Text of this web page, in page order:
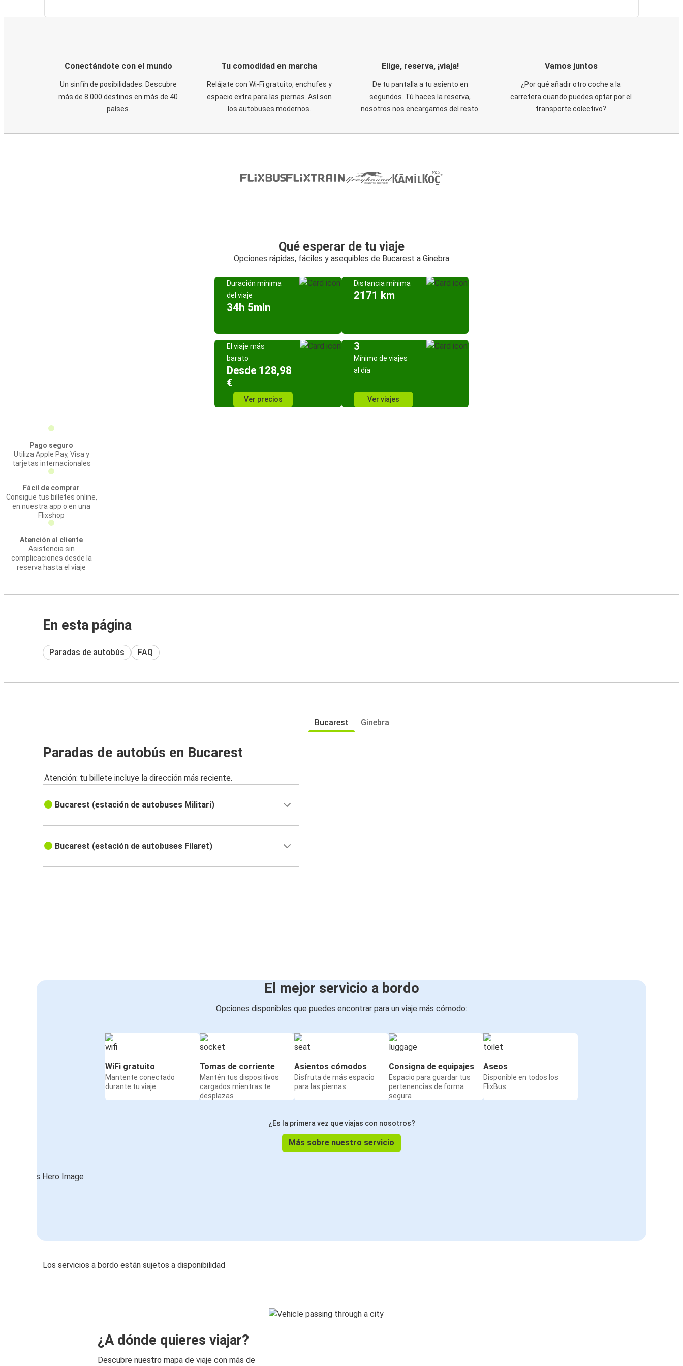
Conectándote con el mundo
Un sinfín de posibilidades. Descubre
más de 8.000 destinos en más de 40
países.
Tu comodidad en marcha
Relájate con Wi-Fi gratuito, enchufes y
espacio extra para las piernas. Así son
los autobuses modernos.
Elige, reserva, ¡viaja!
De tu pantalla a tu asiento en
segundos. Tú haces la reserva,
nosotros nos encargamos del resto.
Vamos juntos
¿Por qué añadir otro coche a la
carretera cuando puedes optar por el
transporte colectivo?
Qué esperar de tu viaje
Opciones rápidas, fáciles y asequibles de Bucarest a Ginebra
Duración mínima
del viaje
34h 5min
Distancia mínima
2171 km
El viaje más
barato
Desde 128,98
€
Ver precios
3
Mínimo de viajes
al día
Ver viajes
Pago seguro
Utiliza Apple Pay, Visa y
tarjetas internacionales
Fácil de comprar
Consigue tus billetes online,
en nuestra app o en una
Flixshop
Atención al cliente
Asistencia sin
complicaciones desde la
reserva hasta el viaje
En esta página
Paradas de autobús FAQ
Bucarest Ginebra
Paradas de autobús en Bucarest
Atención: tu billete incluye la dirección más reciente.
Bucarest (estación de autobuses Militari)
Bucarest (estación de autobuses Filaret)
El mejor servicio a bordo
Opciones disponibles que puedes encontrar para un viaje más cómodo:
WiFi gratuito
Mantente conectado
durante tu viaje
Tomas de corriente
Mantén tus dispositivos
cargados mientras te
desplazas
Asientos cómodos
Disfruta de más espacio
para las piernas
Consigna de equipajes
Espacio para guardar tus
pertenencias de forma
segura
Aseos
Disponible en todos los
FlixBus
¿Es la primera vez que viajas con nosotros?
Más sobre nuestro servicio
Los servicios a bordo están sujetos a disponibilidad
¿A dónde quieres viajar?
Descubre nuestro mapa de viaje con más de